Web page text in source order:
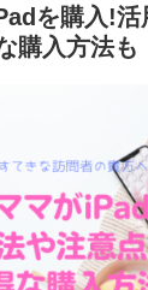
を購入!活
購入方法も